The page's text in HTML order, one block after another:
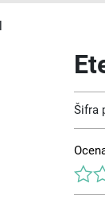
Šifra